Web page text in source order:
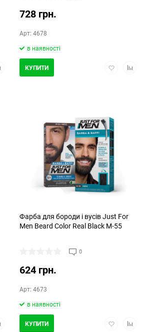
728 грн.
Арт: 4678
в наявності
ДодатиДодати
КУПИТИ
Фарба для бороди і вусів Just For
Men Beard Color Real Black M-55
0
624 грн.
Арт: 4673
в наявності
ДодатиДодати
КУПИТИ